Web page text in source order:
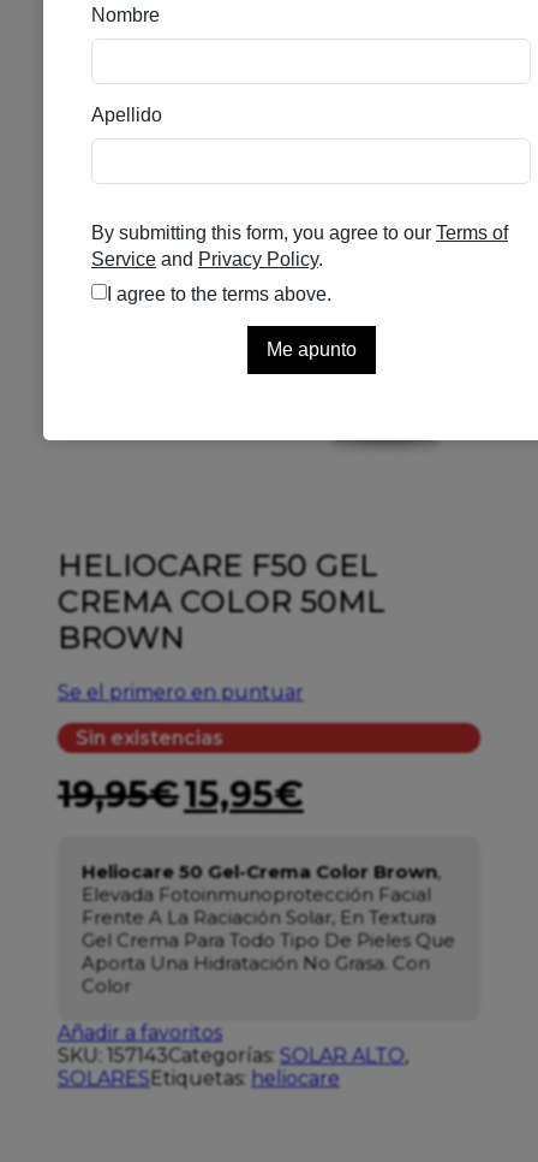
HELIOCARE F50 GEL
CREMA COLOR 50ML
BROWN
Se el primero en puntuar
Sin existencias
19,95€15,95€
Heliocare 50 Gel-Crema Color Brown,
Elevada Fotoinmunoprotección Facial
Frente A La Raciación Solar, En Textura
Gel Crema Para Todo Tipo De Pieles Que
Aporta Una Hidratación No Grasa. Con
Color
Añadir a favoritos
SKU: 157143Categorías: SOLAR ALTO,
SOLARESEtiquetas: heliocare